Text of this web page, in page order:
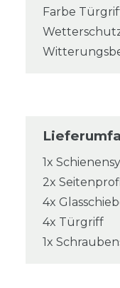
Farbe
1x
2x
4x
4x Türgriff
1x